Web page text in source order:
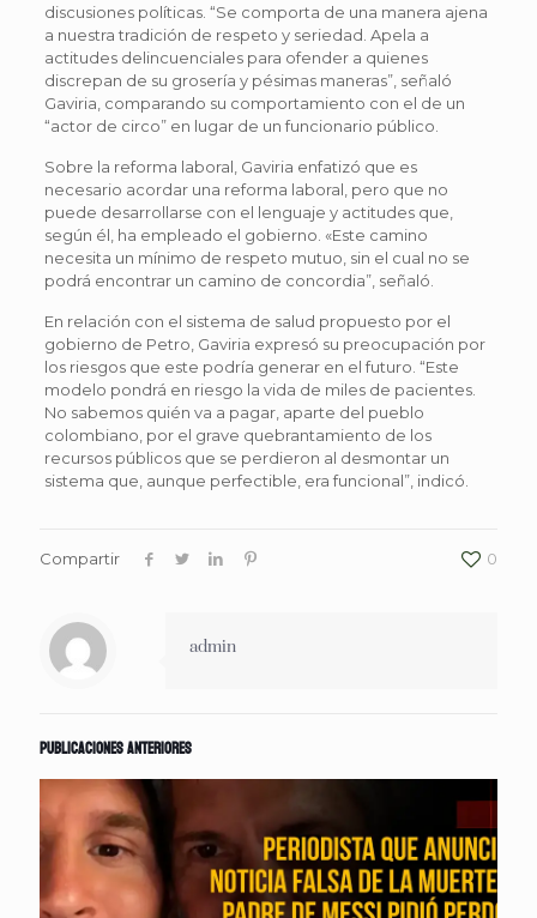
discusiones políticas. “Se comporta de una manera ajena
a nuestra tradición de respeto y seriedad. Apela a
actitudes delincuenciales para ofender a quienes
discrepan de su grosería y pésimas maneras”, señaló
Gaviria, comparando su comportamiento con el de un
“actor de circo” en lugar de un funcionario público.
Sobre la reforma laboral, Gaviria enfatizó que es
necesario acordar una reforma laboral, pero que no
puede desarrollarse con el lenguaje y actitudes que,
según él, ha empleado el gobierno. «Este camino
necesita un mínimo de respeto mutuo, sin el cual no se
podrá encontrar un camino de concordia”, señaló.
En relación con el sistema de salud propuesto por el
gobierno de Petro, Gaviria expresó su preocupación por
los riesgos que este podría generar en el futuro. “Este
modelo pondrá en riesgo la vida de miles de pacientes.
No sabemos quién va a pagar, aparte del pueblo
colombiano, por el grave quebrantamiento de los
recursos públicos que se perdieron al desmontar un
sistema que, aunque perfectible, era funcional”, indicó.
Compartir 0
admin
Publicaciones anteriores